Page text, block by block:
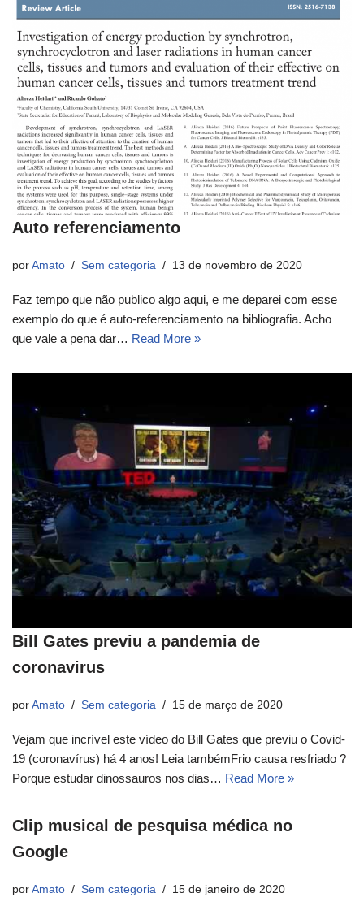
Auto referenciamento
por Amato Sem categoria 13 de novembro de 2020
Faz tempo que não publico algo aqui, e me deparei com esse
exemplo do que é auto-referenciamento na bibliografia. Acho
que vale a pena dar… Read More »
Bill Gates previu a pandemia de
coronavirus
por Amato Sem categoria 15 de março de 2020
Vejam que incrível este vídeo do Bill Gates que previu o Covid-
19 (coronavírus) há 4 anos! Leia tambémFrio causa resfriado ?
Porque estudar dinossauros nos dias… Read More »
Clip musical de pesquisa médica no
Google
por Amato Sem categoria 15 de janeiro de 2020